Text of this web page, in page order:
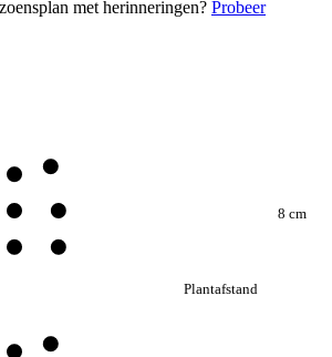
met herinneringen? Probeer
Plantafstand
8 cm